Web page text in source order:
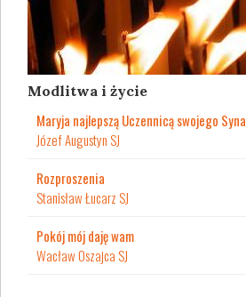
Modlitwa i życie
Maryja najlepszą Uczennicą swojego Syna
Józef Augustyn SJ
Rozproszenia
Stanisław Łucarz SJ
Pokój mój daję wam
Wacław Oszajca SJ